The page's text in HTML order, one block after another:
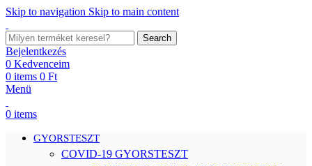
Skip to navigation Skip to main content
Search
Bejelentkezés
0 Kedvenceim
0 items 0 Ft
Menü
0 items
GYORSTESZT
COVID-19 GYORSTESZT